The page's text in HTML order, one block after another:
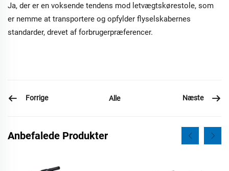
Ja, der er en voksende tendens mod letvægtskørestole, som
er nemme at transportere og opfylder flyselskabernes
standarder, drevet af forbrugerpræferencer.
Forrige Alle Næste
Anbefalede Produkter